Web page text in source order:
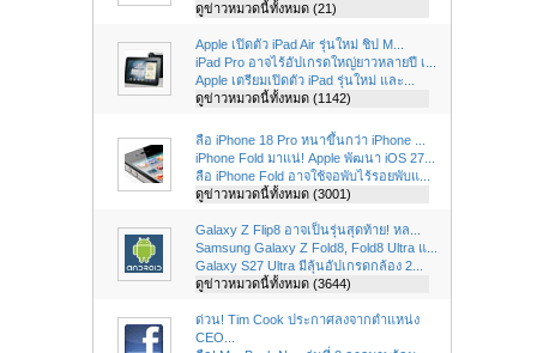
ดูข่าวหมวดนี้ทั้งหมด (21)
Apple เปิดตัว iPad Air รุ่นใหม่ ชิป M...
iPad Pro อาจไร้อัปเกรดใหญ่ยาวหลายปี เ...
Apple เตรียมเปิดตัว iPad รุ่นใหม่ และ...
ดูข่าวหมวดนี้ทั้งหมด (1142)
ลือ iPhone 18 Pro หนาขึ้นกว่า iPhone ...
iPhone Fold มาแน่! Apple พัฒนา iOS 27...
ลือ iPhone Fold อาจใช้จอพับไร้รอยพับแ...
ดูข่าวหมวดนี้ทั้งหมด (3001)
Galaxy Z Flip8 อาจเป็นรุ่นสุดท้าย! หล...
Samsung Galaxy Z Fold8, Fold8 Ultra แ...
Galaxy S27 Ultra มีลุ้นอัปเกรดกล้อง 2...
ดูข่าวหมวดนี้ทั้งหมด (3644)
ด่วน! Tim Cook ประกาศลงจากตำแหน่ง
CEO...